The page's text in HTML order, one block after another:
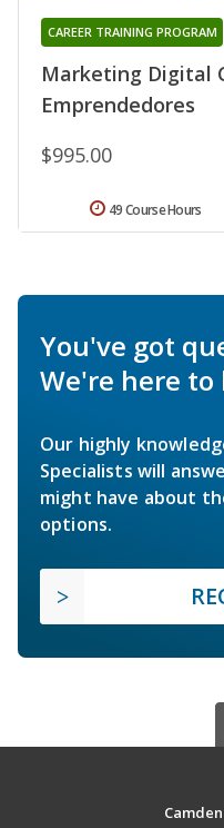
Marketing Digital
Emprendedores
CAREER TRAINING PROGRAM
$995.00
49 Course Hours
You've got
We're here to
Our highly
Specialists will
might have about
options.